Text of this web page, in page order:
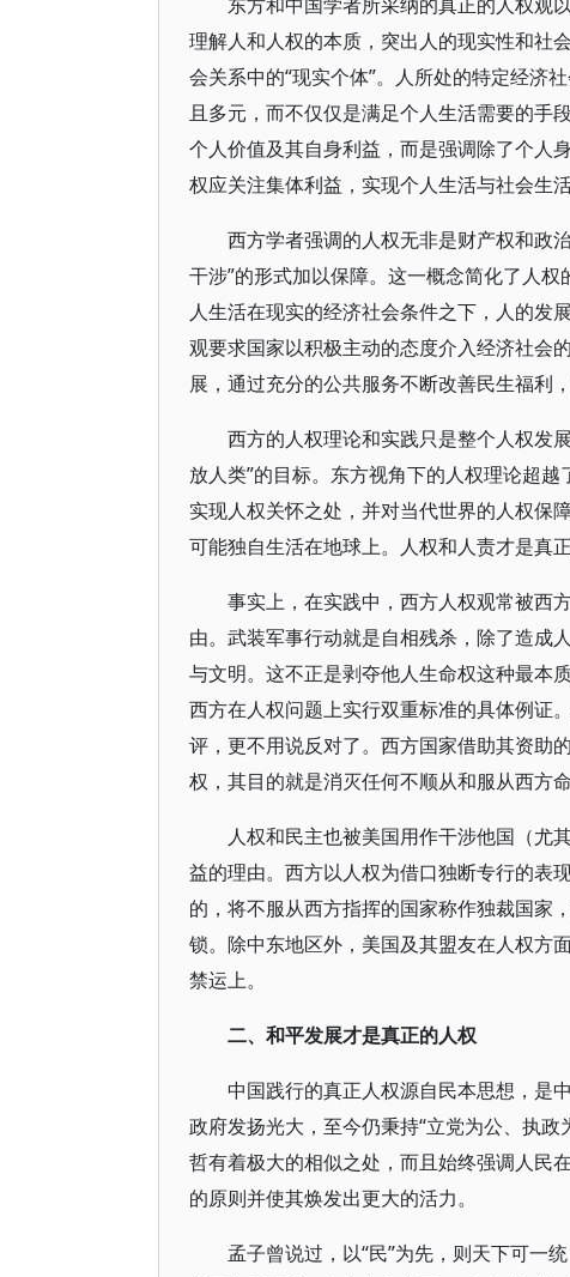
理解人和人权的本质，突出人的现实性和社
会关系中的“现实个体”。人所处的特定经济
且多元，而不仅仅是满足个人生活需要的手
个人价值及其自身利益，而是强调除了个人
权应关注集体利益，实现个人生活与社会生
西方学者强调的人权无非是财产权和政
干涉”的形式加以保障。这一概念简化了人
人生活在现实的经济社会条件之下，人的发
观要求国家以积极主动的态度介入经济社会
展，通过充分的公共服务不断改善民生福利
西方的人权理论和实践只是整个人权发
放人类”的目标。东方视角下的人权理论超
实现人权关怀之处，并对当代世界的人权保
可能独自生活在地球上。人权和人责才是真正
事实上，在实践中，西方人权观常被西
由。武装军事行动就是自相残杀，除了造成
与文明。这不正是剥夺他人生命权这种最本
西方在人权问题上实行双重标准的具体例证
评，更不用说反对了。西方国家借助其资助
权，其目的就是消灭任何不顺从和服从西方命
人权和民主也被美国用作干涉他国（尤
益的理由。西方以人权为借口独断专行的表
的，将不服从西方指挥的国家称作独裁国家
锁。除中东地区外，美国及其盟友在人权方
禁运上。
二、和平发展才是真正的人权
中国践行的真正人权源自民本思想，是
政府发扬光大，至今仍秉持“立党为公、执
哲有着极大的相似之处，而且始终强调人民
的原则并使其焕发出更大的活力。
孟子曾说过，以“民”为先，则天下可一